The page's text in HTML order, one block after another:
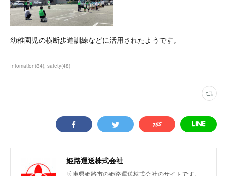
幼稚園児の横断歩道訓練などに活用されたようです。
Infomation(84) safety(48)
姫路運送株式会社
兵庫県姫路市の姫路運送株式会社のサイトです。